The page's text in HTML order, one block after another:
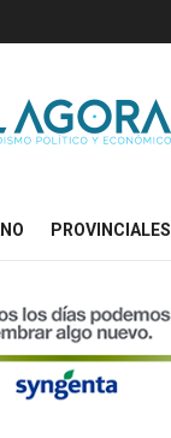
PROVINCIALES